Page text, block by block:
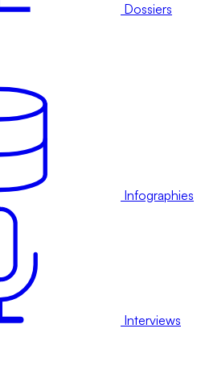
Dossiers
Infographies
Interviews